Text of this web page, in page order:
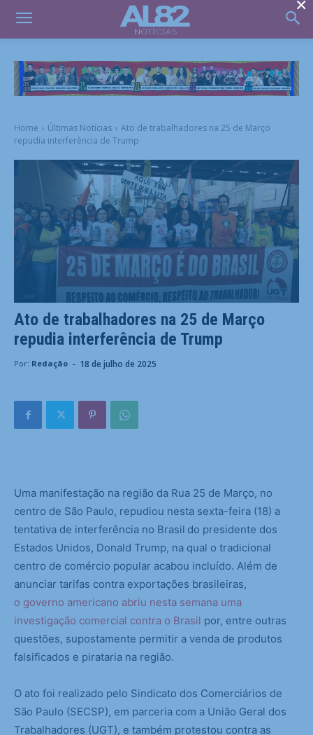
Home Últimas Notícias
Ato de trabalhadores na 25 de Março
repudia interferência de Trump
Ato de trabalhadores na 25 de Março
repudia interferência de Trump
Por: Redação - 18 de julho de 2025
Uma manifestação na região da Rua 25 de Março, no
centro de São Paulo, repudiou nesta sexta-feira (18) a
tentativa de interferência no Brasil do presidente dos
Estados Unidos, Donald Trump, na qual o tradicional
centro de comércio popular acabou incluído. Além de
anunciar tarifas contra exportações brasileiras,
o governo americano abriu nesta semana uma
investigação comercial contra o Brasil por, entre outras
questões, supostamente permitir a venda de produtos
falsificados e pirataria na região.
O ato foi realizado pelo Sindicato dos Comerciários de
São Paulo (SECSP), em parceria com a União Geral dos
Trabalhadores (UGT), e também protestou contra as